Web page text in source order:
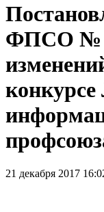
ФПСО №
21 декабря 2017